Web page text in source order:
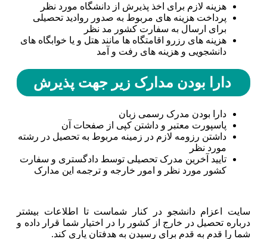
هزینه لازم برای اخذ پذیرش از دانشگاه مورد نظر
پرداخت هزینه های مربوط به صدور روادید تحصیلی
برای ارسال به سفارت کشور مد نظر
هزینه های رزرو اقامتگاه ها مانند هتل و یا خوابگاه های
دانشجویی و هزینه های رفت و آمد
دارا بودن مدارک زیر جهت پذیرش
دارا بودن مدرک رسمی زبان
پاسپورت معتبر و داشتن کپی از صفحات آن
داشتن رزومه لازم در زمینه مربوط به تحصیل در رشته
مورد نظر
تایید آخرین مدرک تحصیلی توسط دادگستری و سفارت
کشور مورد نظر و امور خارجه و ترجمه این مدارک
سایت اعزام دانشجو در کنار شماست تا اطلاعات بیشتر
درباره تحصیل در خارج از کشور را در اختیار شما قرار داده و
شما را قدم به قدم برای رسیدن به هدفتان یاری کند.